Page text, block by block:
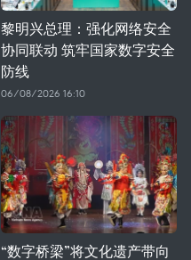
黎明兴总理：强化网络安全
协同联动 筑牢国家数字安全
防线
06/08/2026 16:10
“数字桥梁”将文化遗产带向